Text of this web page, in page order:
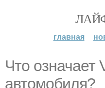
главная
Что означает
автомобиля?